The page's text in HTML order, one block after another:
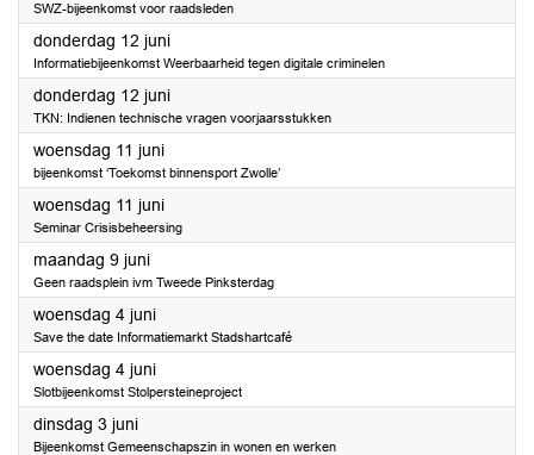
SWZ-bijeenkomst voor raadsleden
donderdag 12 juni2025
Informatiebijeenkomst Weerbaarheid tegen digitale criminelen
donderdag 12 juni2025
TKN: Indienen technische vragen voorjaarsstukken
woensdag 11 juni2025
bijeenkomst ‘Toekomst binnensport Zwolle’
woensdag 11 juni2025
Seminar Crisisbeheersing
maandag 9 juni2025
Geen raadsplein ivm Tweede Pinksterdag
woensdag 4 juni2025
Save the date Informatiemarkt Stadshartcafé
woensdag 4 juni2025
Slotbijeenkomst Stolpersteineproject
dinsdag 3 juni2025
Bijeenkomst Gemeenschapszin in wonen en werken